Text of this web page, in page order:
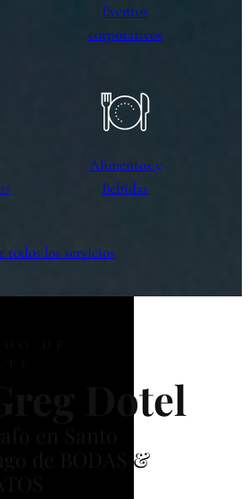
Eventos
corporativos
Alimentos y
Bebidas
todos los servicios
Dotel
de BODAS &